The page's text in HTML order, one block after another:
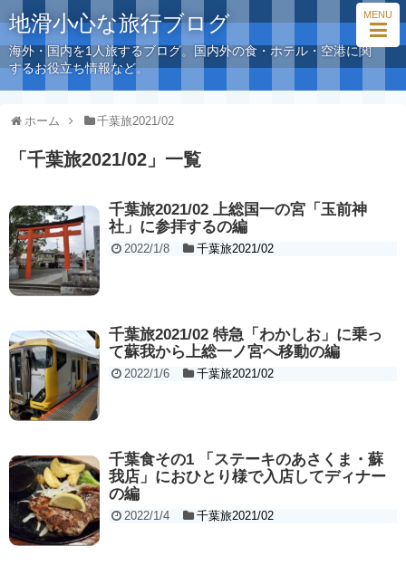
MENU
地滑小心な旅行ブログ
海外・国内を1人旅するブログ。国内外の食・ホテル・空港に関
するお役立ち情報など。
ホーム 千葉旅2021/02
「 千葉旅2021/02 」 一覧
千葉旅2021/02 上総国一の宮「玉前神
社」に参拝するの編
2022/1/8 千葉旅2021/02
千葉旅2021/02 特急「わかしお」に乗っ
て蘇我から上総一ノ宮へ移動の編
2022/1/6 千葉旅2021/02
千葉食その1 「ステーキのあさくま・蘇
我店」におひとり様で入店してディナー
の編
2022/1/4 千葉旅2021/02